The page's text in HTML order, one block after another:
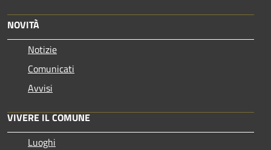
NOVITÀ
Notizie
Comunicati
Avvisi
VIVERE IL COMUNE
Luoghi